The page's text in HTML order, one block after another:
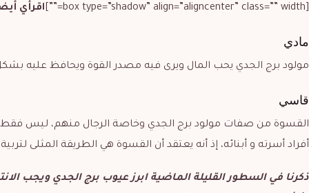
[box type=”shadow” align=”aligncenter” class=”” width=””] اقرأي
مادي
مولود برج الجدي يحب المال ويرى فيه مصدر القوة ويحافظ عليه
قاسي
القسوة من صفات مولود برج الجدي وخاصة الرجال منهم، ليس فقط
أفراد أسرته و أبنائه، إذ أنه يعتقد أن القسوة هي الطريقة المثلى لتربية
ذكرنا في السطور القليلة الماضية ابرز عيوب برج الجدي ويجب